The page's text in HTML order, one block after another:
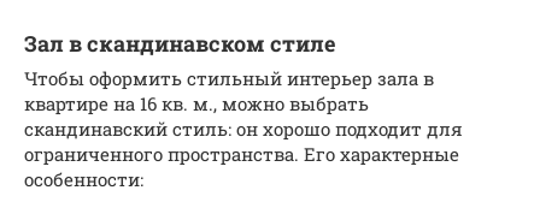
Зал в скандинавском стиле
Чтобы оформить стильный интерьер зала в
квартире на 16 кв. м., можно выбрать
скандинавский стиль: он хорошо подходит для
ограниченного пространства. Его характерные
особенности: